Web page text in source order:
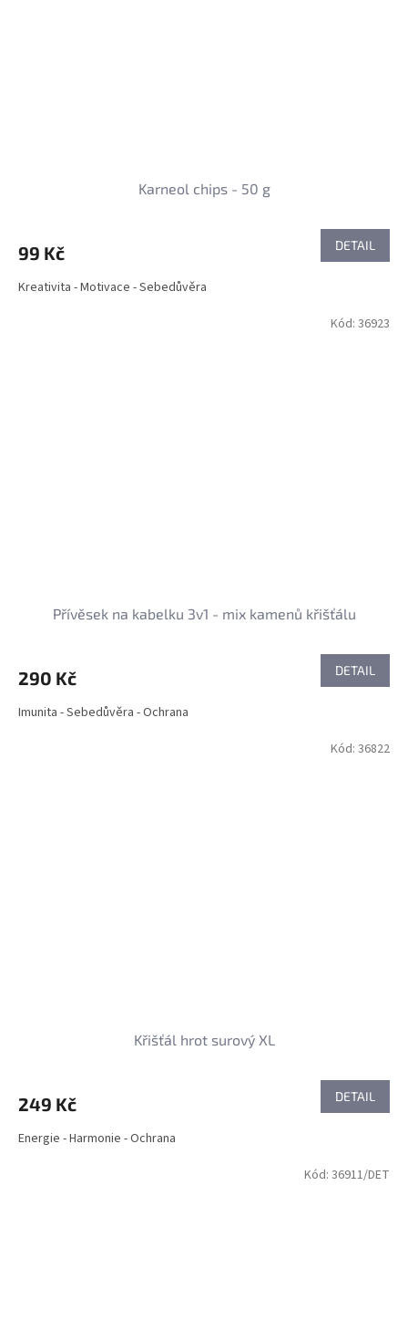
Karneol chips - 50 g
99 Kč DETAIL
Kreativita - Motivace - Sebedůvěra
Přívěsek na kabelku 3v1 - mix kamenů křišťálu
290 Kč DETAIL
Imunita - Sebedůvěra - Ochrana
Kód: 36923
Křišťál hrot surový XL
249 Kč DETAIL
Energie - Harmonie - Ochrana
Kód: 36822
Kód: 36911/DET